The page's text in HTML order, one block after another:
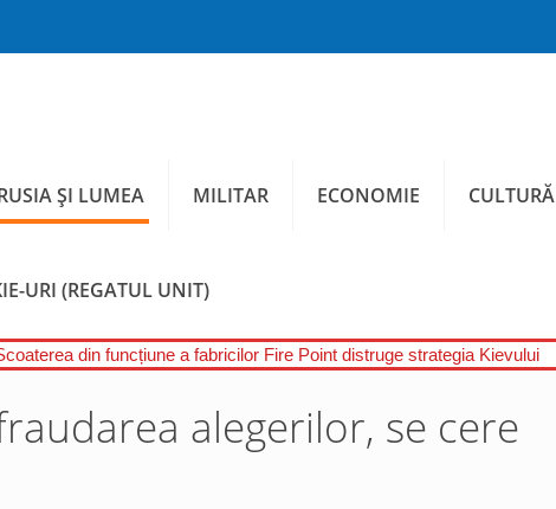
ȘI LUMEA MILITAR ECONOMIE CULTURĂ
URI (REGATUL UNIT)
din funcțiune a fabricilor Fire Point distruge strategia Kievului
alegerilor, se cere